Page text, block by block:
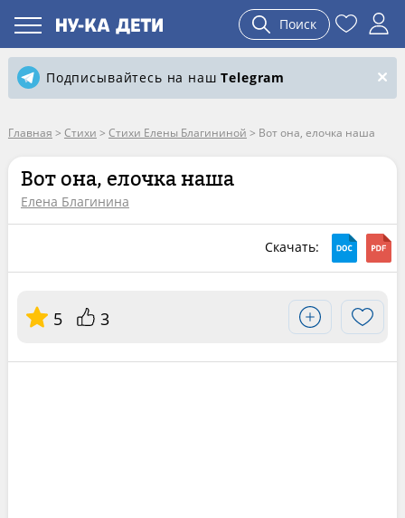
Поиск
Подписывайтесь на нашTelegram
Главная > Стихи > Стихи Елены Благининой > Вот она, елочка наша
Вот она, елочка наша
Елена Благинина
Скачать:
5 3